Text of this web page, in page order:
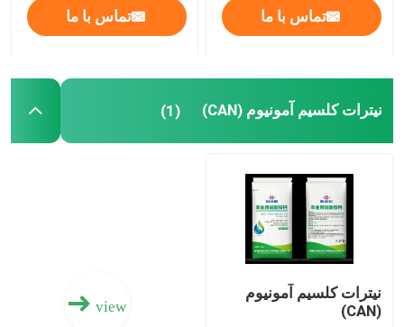
تماس با ما تماس با ما
نیترات کلسیم آمونیوم (CAN) (1)
نیترات کلسیم آمونیوم
(CAN)
view